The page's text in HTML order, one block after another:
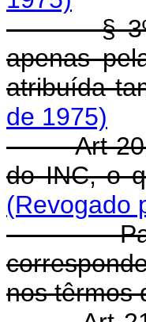
§ 3º A
apenas
atribuída
de 1975)
Art
do INC, o
(Revogado
nos têrmos